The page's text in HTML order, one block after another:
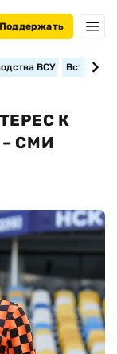
Поддержать
ВСУ
К
СМИ